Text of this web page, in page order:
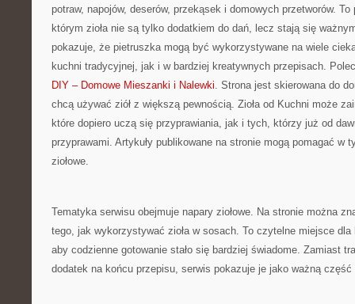
potraw, napojów, deserów, przekąsek i domowych przetworów.
którym zioła nie są tylko dodatkiem do dań, lecz stają się
pokazuje, że pietruszka mogą być wykorzystywane na wiele
kuchni tradycyjnej, jak i w bardziej kreatywnych przepisach.
DIY – Domowe Mieszanki i Nalewki. Strona jest skierowana do
chcą używać ziół z większą pewnością. Zioła od Kuchni może
które dopiero uczą się przyprawiania, jak i tych, którzy już od
przyprawami. Artykuły publikowane na stronie mogą pomagać w
ziołowe.
Tematyka serwisu obejmuje napary ziołowe. Na stronie można
tego, jak wykorzystywać zioła w sosach. To czytelne miejsce
aby codzienne gotowanie stało się bardziej świadome. Zamiast
dodatek na końcu przepisu, serwis pokazuje je jako ważną część